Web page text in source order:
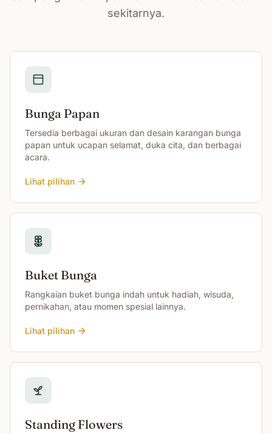
sekitarnya.
Bunga Papan
Tersedia berbagai ukuran dan desain karangan bunga
papan untuk ucapan selamat, duka cita, dan berbagai
acara.
Lihat pilihan
Buket Bunga
Rangkaian buket bunga indah untuk hadiah, wisuda,
pernikahan, atau momen spesial lainnya.
Lihat pilihan
Standing Flowers